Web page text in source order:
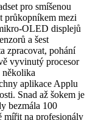
pro smíšenou
průkopníkem mezi
OLED displejů
a šest
zpracovat, pohání
vyvinutý procesor
několika
aplikace Applu
Snad až šokem je
bezmála 100
mířit na profesionály